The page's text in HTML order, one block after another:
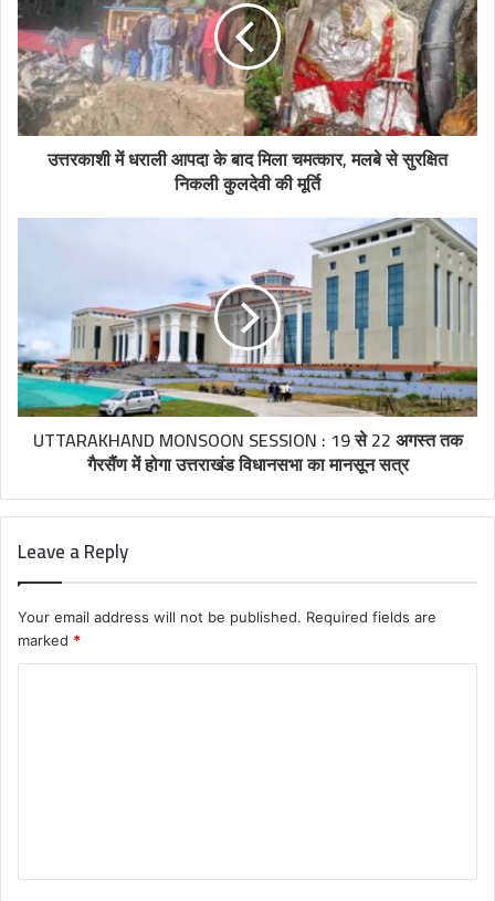
उत्तरकाशी में धराली आपदा के बाद मिला चमत्कार, मलबे से सुरक्षित
निकली कुलदेवी की मूर्ति
UTTARAKHAND MONSOON SESSION : 19 से 22 अगस्त तक
गैरसैंण में होगा उत्तराखंड विधानसभा का मानसून सत्र
Leave a Reply
Your email address will not be published. Required fields are
marked *
t